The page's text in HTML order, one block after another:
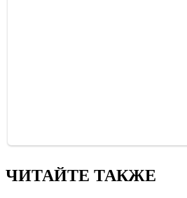
ЧИТАЙТЕ ТАКЖЕ